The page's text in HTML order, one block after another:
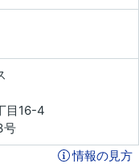
目16-4
号
情報の見方